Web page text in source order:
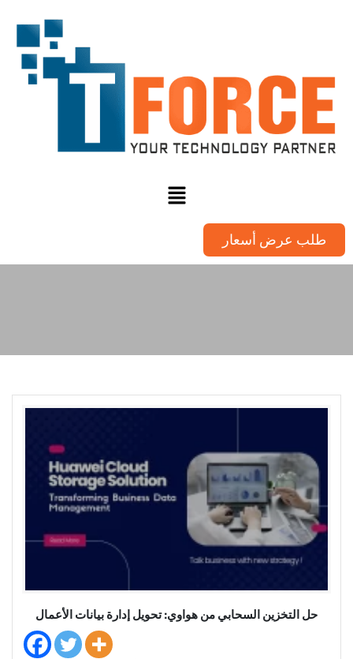
طلب عرض أسعار
حل التخزين السحابي من هواوي: تحويل إدارة بيانات الأعمال